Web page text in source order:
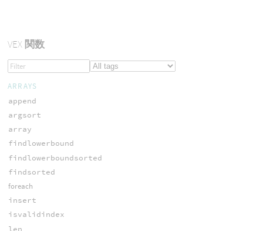
VEX関数
ARRAYS
append
argsort
array
findlowerbound
findlowerboundsorted
findsorted
foreach
insert
isvalidindex
len